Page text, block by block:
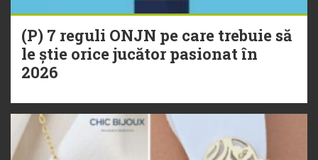
(P) 7 reguli ONJN pe care trebuie să
le știe orice jucător pasionat în
2026